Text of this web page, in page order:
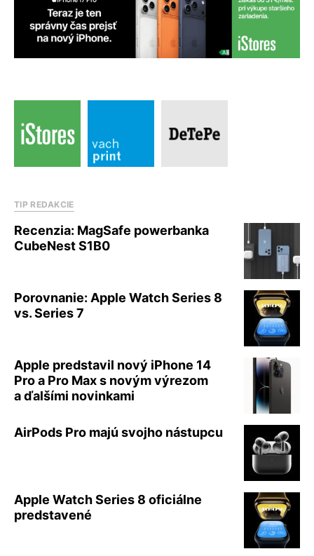
TIP REDAKCIE
Recenzia: MagSafe powerbanka
CubeNest S1B0
Porovnanie: Apple Watch Series 8
vs. Series 7
Apple predstavil nový iPhone 14
Pro a Pro Max s novým výrezom
a ďalšími novinkami
AirPods Pro majú svojho nástupcu
Apple Watch Series 8 oficiálne
predstavené